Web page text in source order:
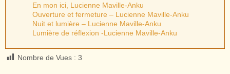
En mon ici, Lucienne Maville-Anku
Ouverture et fermeture – Lucienne Maville-Anku
Nuit et lumière – Lucienne Maville-Anku
Lumière de réflexion -Lucienne Maville-Anku
Nombre de Vues : 3